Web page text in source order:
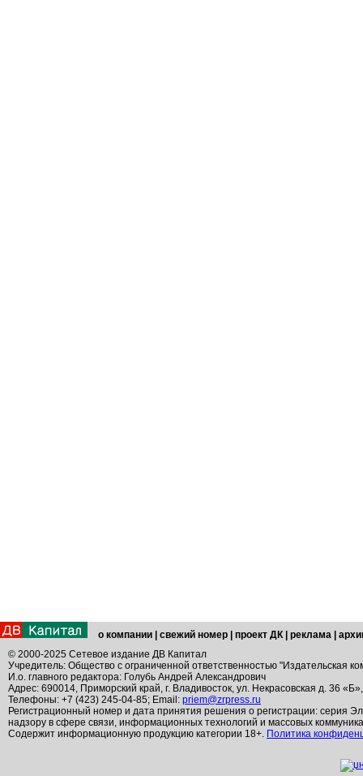
о компании свежий номер проект ДК реклама
© 2000-2025 Сетевое издание ДВ Капитал
Учредитель: Общество с ограниченной ответственностью "Издательская
И.о. главного редактора: Голубь Андрей Александрович
Адрес: 690014, Приморский край, г. Владивосток, ул. Некрасовская д. 36
Телефоны: +7 (423) 245-04-85; Email: priem@zrpress.ru
Регистрационный номер и дата принятия решения о регистрации: серия
надзору в сфере связи, информационных технологий и массовых
Содержит информационную продукцию категории 18+. Политика